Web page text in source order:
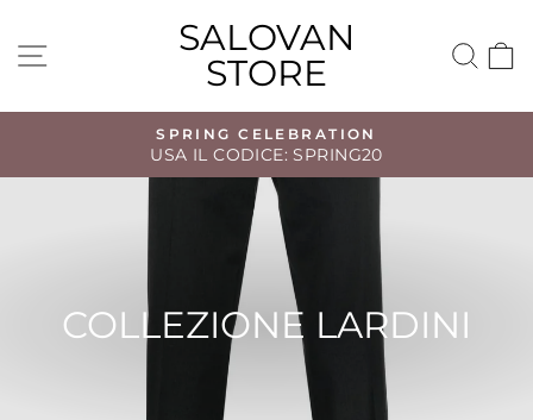
direttamente
NAVIGAZIONE DEL SITO
SALOVAN
STORE
Metti
in
pausa
presentazione
SPRING CELEBRATION
USA IL CODICE: SPRING20
COLLEZIONE LARDINI